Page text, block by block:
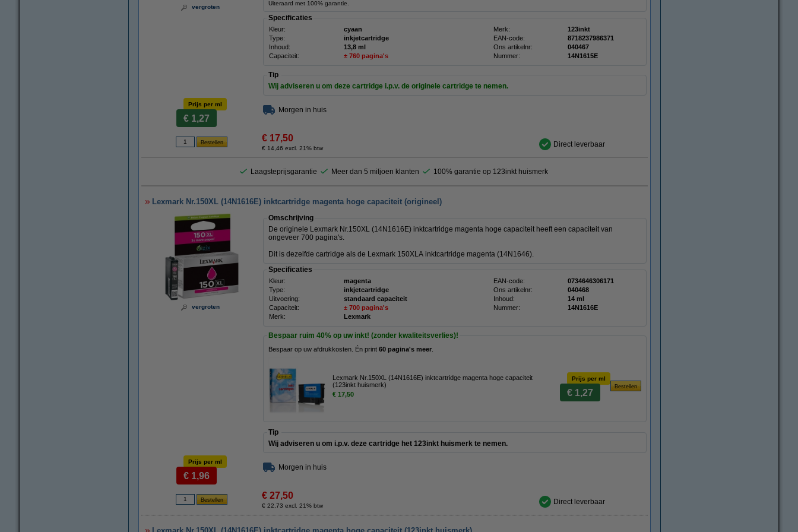
vergroten
Uiteraard met 100% garantie.
Specificaties
Kleur: cyaan Merk:
123inkt
Type:
inkjetcartridge EAN-code:
8718237986371
Inhoud:
13,8 ml Ons artikelnr:
040467
Capaciteit:
± 760 pagina's Nummer: 14N1615E
Tip
Wij adviseren u om deze cartridge i.p.v. de originele cartridge te nemen.
Prijs per ml
€ 1,27
Morgen in huis
€ 17,50
€ 14,46 excl. 21% btw Direct leverbaar
Laagsteprijsgarantie Meer dan 5 miljoen klanten 100% garantie op 123inkt huismerk
Lexmark Nr.150XL (14N1616E) inktcartridge magenta hoge capaciteit (origineel)
vergroten
Omschrijving
De originele Lexmark Nr.150XL (14N1616E) inktcartridge magenta hoge capaciteit heeft een capaciteit van
ongeveer 700 pagina's.
Dit is dezelfde cartridge als de Lexmark 150XLA inktcartridge magenta (14N1646).
Specificaties
Kleur: magenta EAN-code:
0734646306171
Type:
inkjetcartridge Ons artikelnr:
040468
Uitvoering:
standaard capaciteit Inhoud:
14 ml
Capaciteit:
± 700 pagina's Nummer:
14N1616E
Merk:
Lexmark
Bespaar ruim 40% op uw inkt! (zonder kwaliteitsverlies)!
Bespaar op uw afdrukkosten. Én print 60 pagina's meer
Lexmark Nr.150XL (14N1616E) inktcartridge magenta hoge capaciteit
(123inkt huismerk)
€ 17,50
Prijs per ml
€ 1,27
Tip
Wij adviseren u om i.p.v. deze cartridge het 123inkt huismerk te nemen.
Prijs per ml
€ 1,96
Morgen in huis
€ 27,50
€ 22,73 excl. 21% btw Direct leverbaar